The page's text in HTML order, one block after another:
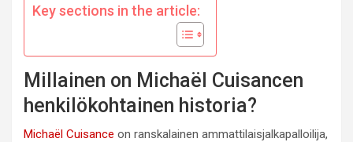
Key sections in the article:
Millainen on Michaël Cuisancen
henkilökohtainen historia?
Michaël Cuisance on ranskalainen ammattilaisjalkapalloilija,